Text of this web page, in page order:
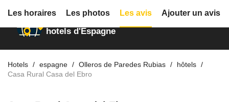
Annuaire des
hotels d'Espagne
Hotels espagne Olleros de Paredes Rubias
hôtels
Casa Rural Casa del Ebro
Les horaires Les photos Les avis Ajouter un avis